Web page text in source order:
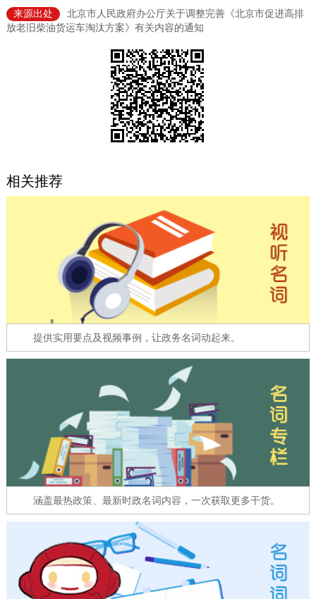
政务服务
法人服务
利企服务
阳光政务
政民互动
我要咨询
参与调查 在线访谈 图说互动
走进北京
北京概况 十六区概览 人文北京
ENGLISH 한국어 日本語
DEUTSCH FRANÇAIS РУССКИЙ ЯЗЫК
ESPAÑOL العربية PORTUGUÊS
ITALIANO
来源出处
北京市人民政府办公厅关于调整完善《北京市促进高排
放老旧柴油货运车淘汰方案》有关内容的通知
相关推荐
提供实用要点及视频事例，让政务名词动起来。
涵盖最热政策、最新时政名词内容，一次获取更多干货。